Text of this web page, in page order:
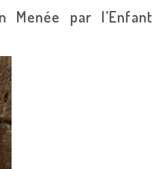
Menée par l’Enfant